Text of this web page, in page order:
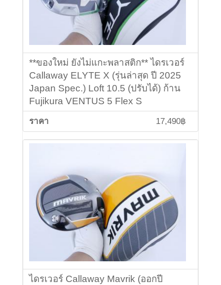
**ของใหม่ ยังไม่แกะพลาสติก** ไดรเวอร์
Callaway ELYTE X (รุ่นล่าสุด ปี 2025
Japan Spec.) Loft 10.5 (ปรับได้) ก้าน
Fujikura VENTUS 5 Flex S
17,490฿
ไดรเวอร์ Callaway Mavrik (ออกปี